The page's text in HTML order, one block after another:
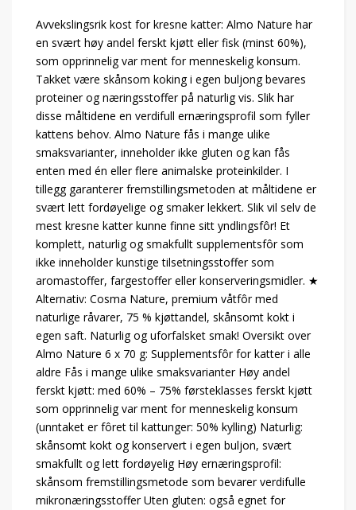
Avvekslingsrik kost for kresne katter: Almo Nature har
en svært høy andel ferskt kjøtt eller fisk (minst 60%),
som opprinnelig var ment for menneskelig konsum.
Takket være skånsom koking i egen buljong bevares
proteiner og næringsstoffer på naturlig vis. Slik har
disse måltidene en verdifull ernæringsprofil som fyller
kattens behov. Almo Nature fås i mange ulike
smaksvarianter, inneholder ikke gluten og kan fås
enten med én eller flere animalske proteinkilder. I
tillegg garanterer fremstillingsmetoden at måltidene er
svært lett fordøyelige og smaker lekkert. Slik vil selv de
mest kresne katter kunne finne sitt yndlingsfôr! Et
komplett, naturlig og smakfullt supplementsfôr som
ikke inneholder kunstige tilsetningsstoffer som
aromastoffer, fargestoffer eller konserveringsmidler. ★
Alternativ: Cosma Nature, premium våtfôr med
naturlige råvarer, 75 % kjøttandel, skånsomt kokt i
egen saft. Naturlig og uforfalsket smak! Oversikt over
Almo Nature 6 x 70 g: Supplementsfôr for katter i alle
aldre Fås i mange ulike smaksvarianter Høy andel
ferskt kjøtt: med 60% – 75% førsteklasses ferskt kjøtt
som opprinnelig var ment for menneskelig konsum
(unntaket er fôret til kattunger: 50% kylling) Naturlig:
skånsomt kokt og konservert i egen buljon, svært
smakfullt og lett fordøyelig Høy ernæringsprofil:
skånsom fremstillingsmetode som bevarer verdifulle
mikronæringsstoffer Uten gluten: også egnet for